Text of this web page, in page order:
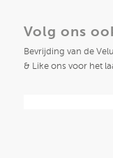
Volg ons
Bevrijding van de
& Like ons voor het